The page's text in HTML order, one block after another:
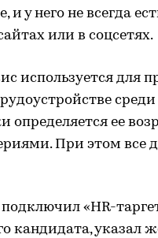
и у него не всегда
или в соцсетях.
используется для
определяется ее
При этом все
«HR-
кандидата, указал